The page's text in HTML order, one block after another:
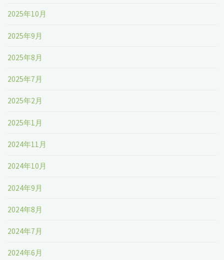
2025年10月
2025年9月
2025年8月
2025年7月
2025年2月
2025年1月
2024年11月
2024年10月
2024年9月
2024年8月
2024年7月
2024年6月